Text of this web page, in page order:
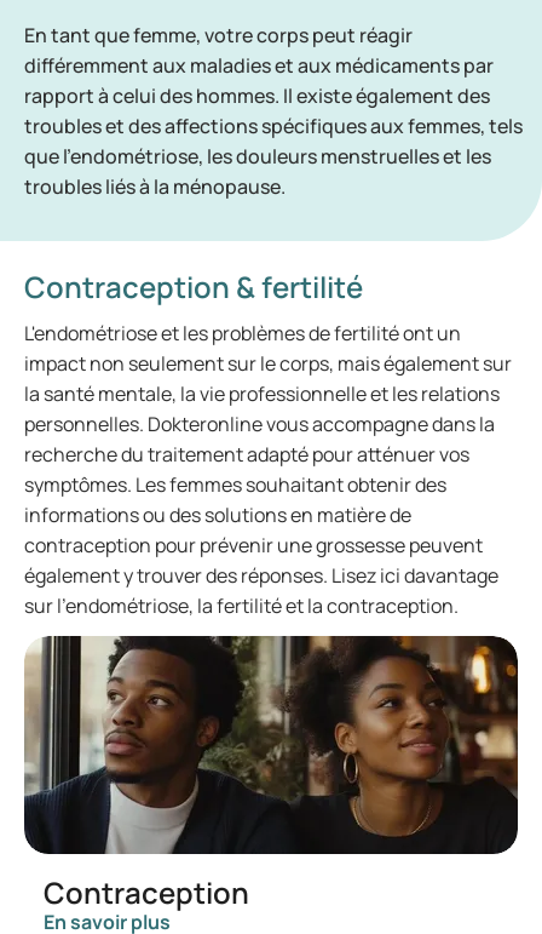
En tant que femme, votre corps peut réagir
différemment aux maladies et aux médicaments par
rapport à celui des hommes. Il existe également des
troubles et des affections spécifiques aux femmes, tels
que l'endométriose, les douleurs menstruelles et les
troubles liés à la ménopause.
Contraception & fertilité
L'endométriose et les problèmes de fertilité ont un
impact non seulement sur le corps, mais également sur
la santé mentale, la vie professionnelle et les relations
personnelles. Dokteronline vous accompagne dans la
recherche du traitement adapté pour atténuer vos
symptômes. Les femmes souhaitant obtenir des
informations ou des solutions en matière de
contraception pour prévenir une grossesse peuvent
également y trouver des réponses. Lisez ici davantage
sur l'endométriose, la fertilité et la contraception.
Contraception
En savoir plus